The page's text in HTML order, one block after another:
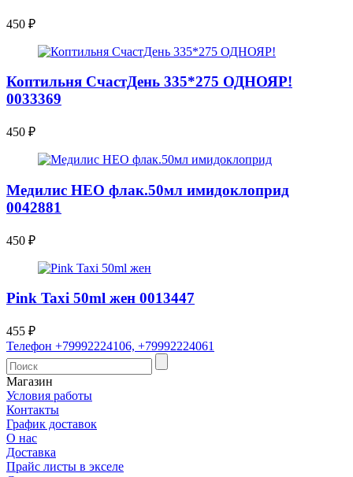
450 ₽
Коптильня СчастДень 335*275 ОДНОЯР!
0033369
450 ₽
Медилис НЕО флак.50мл имидоклоприд
0042881
450 ₽
Pink Taxi 50ml жен 0013447
455 ₽
Телефон +79992224106, +79992224061
Магазин
Условия работы
Контакты
График доставок
О нас
Доставка
Прайс листы в экселе